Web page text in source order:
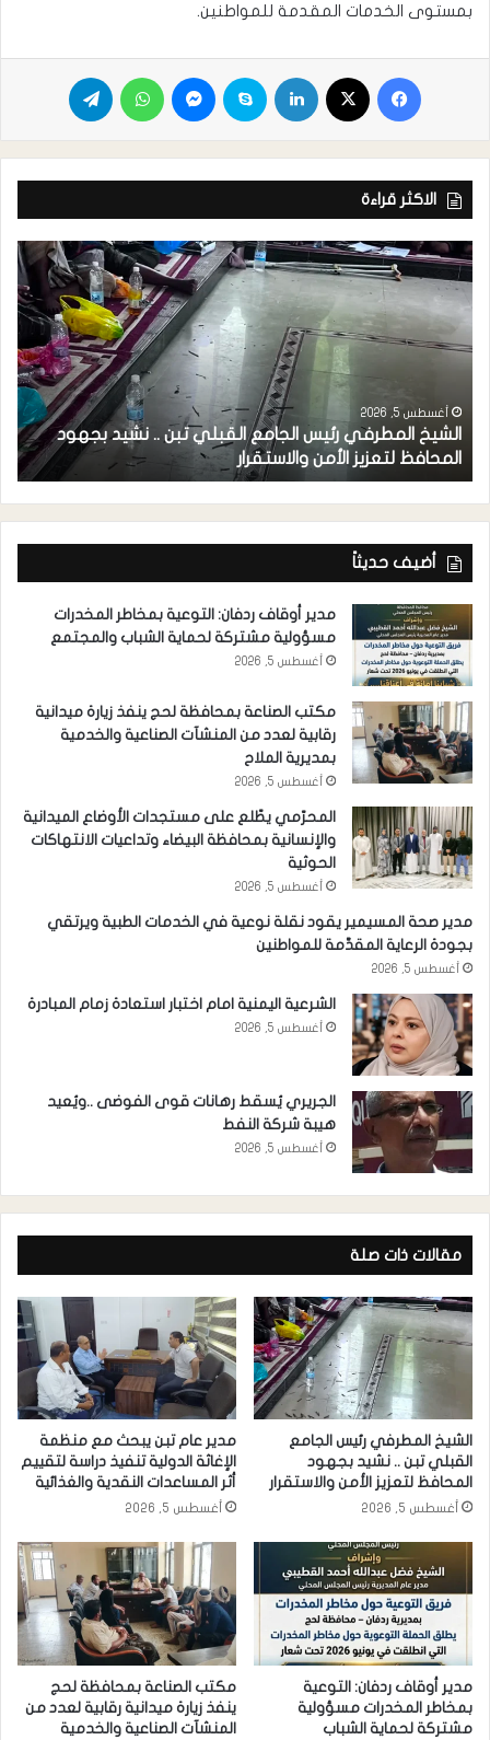
بمستوى الخدمات المقدمة للمواطنين.
الاكثر قراءة
أغسطس 5, 2026
الشيخ المطرفي رئيس الجامع القبلي تبن .. نشيد بجهود
المحافظ لتعزيز الأمن والاستقرار
أضيف حديثاً
مدير أوقاف ردفان: التوعية بمخاطر المخدرات
مسؤولية مشتركة لحماية الشباب والمجتمع
أغسطس 5, 2026
مكتب الصناعة بمحافظة لحج ينفذ زيارة ميدانية
رقابية لعدد من المنشآت الصناعية والخدمية
بمديرية الملاح
أغسطس 5, 2026
المحرّمي يطّلع على مستجدات الأوضاع الميدانية
والإنسانية بمحافظة البيضاء وتداعيات الانتهاكات
الحوثية
أغسطس 5, 2026
مدير صحة المسيمير يقود نقلة نوعية في الخدمات الطبية ويرتقي
بجودة الرعاية المقدَّمة للمواطنين
أغسطس 5, 2026
الشرعية اليمنية امام اختبار استعادة زمام المبادرة
أغسطس 5, 2026
الجريري يُسقط رهانات قوى الفوضى ..ويُعيد
هيبة شركة النفط
أغسطس 5, 2026
مقالات ذات صلة
الشيخ المطرفي رئيس الجامع
القبلي تبن .. نشيد بجهود
المحافظ لتعزيز الأمن والاستقرار
أغسطس 5, 2026
مدير عام تبن يبحث مع منظمة
الإغاثة الدولية تنفيذ دراسة لتقييم
أثر المساعدات النقدية والغذائية
أغسطس 5, 2026
مدير أوقاف ردفان: التوعية
بمخاطر المخدرات مسؤولية
مشتركة لحماية الشباب
مكتب الصناعة بمحافظة لحج
ينفذ زيارة ميدانية رقابية لعدد من
المنشآت الصناعية والخدمية